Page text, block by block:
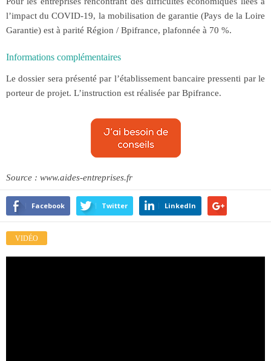
l’impact du COVID-19, la mobilisation de garantie (Pays de la Loire
Garantie) est à parité Région / Bpifrance, plafonnée à 70 %.
Informations complémentaires
Le dossier sera présenté par l’établissement bancaire pressenti par le
porteur de projet. L’instruction est réalisée par Bpifrance.
Source : www.aides-entreprises.fr
Facebook Twitter LinkedIn
VIDÉO